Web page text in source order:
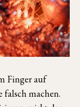
Finger auf
falsch machen.